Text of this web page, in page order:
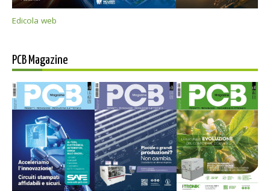
Edicola web
PCB Magazine